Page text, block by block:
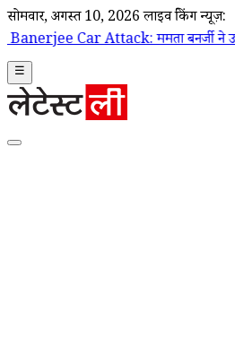
सोमवार, अगस्त 10, 2026 लाइव ब्रेकिंग न्यूज़:
ममता बनर्जी ने उत्तर 24 परगना
☰